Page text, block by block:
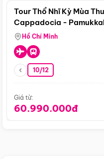
Tour Thổ Nhĩ Kỳ Mùa
Cappadocia -
Hồ Chí Minh
10/12
Giá từ:
60.990.000đ